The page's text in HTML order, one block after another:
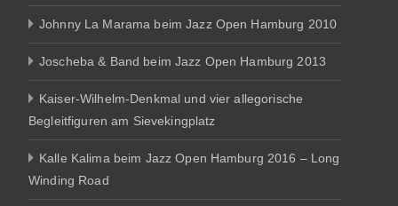
Johnny La Marama beim Jazz Open Hamburg 2010
Joscheba & Band beim Jazz Open Hamburg 2013
Kaiser-Wilhelm-Denkmal und vier allegorische
Begleitfiguren am Sievekingplatz
Kalle Kalima beim Jazz Open Hamburg 2016 – Long
Winding Road